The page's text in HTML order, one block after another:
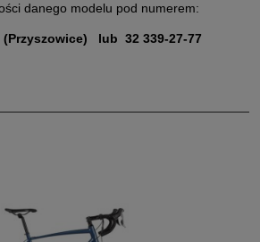
danego modelu pod numerem:
(Przyszowice) lub 32 339-27-77